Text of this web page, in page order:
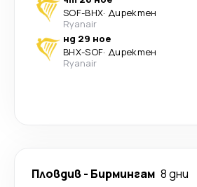
SOF-BHX· Директен
Ryanair
нд 29 ное
BHX-SOF· Директен
Ryanair
Пловдив- Бирмингам 8 дни